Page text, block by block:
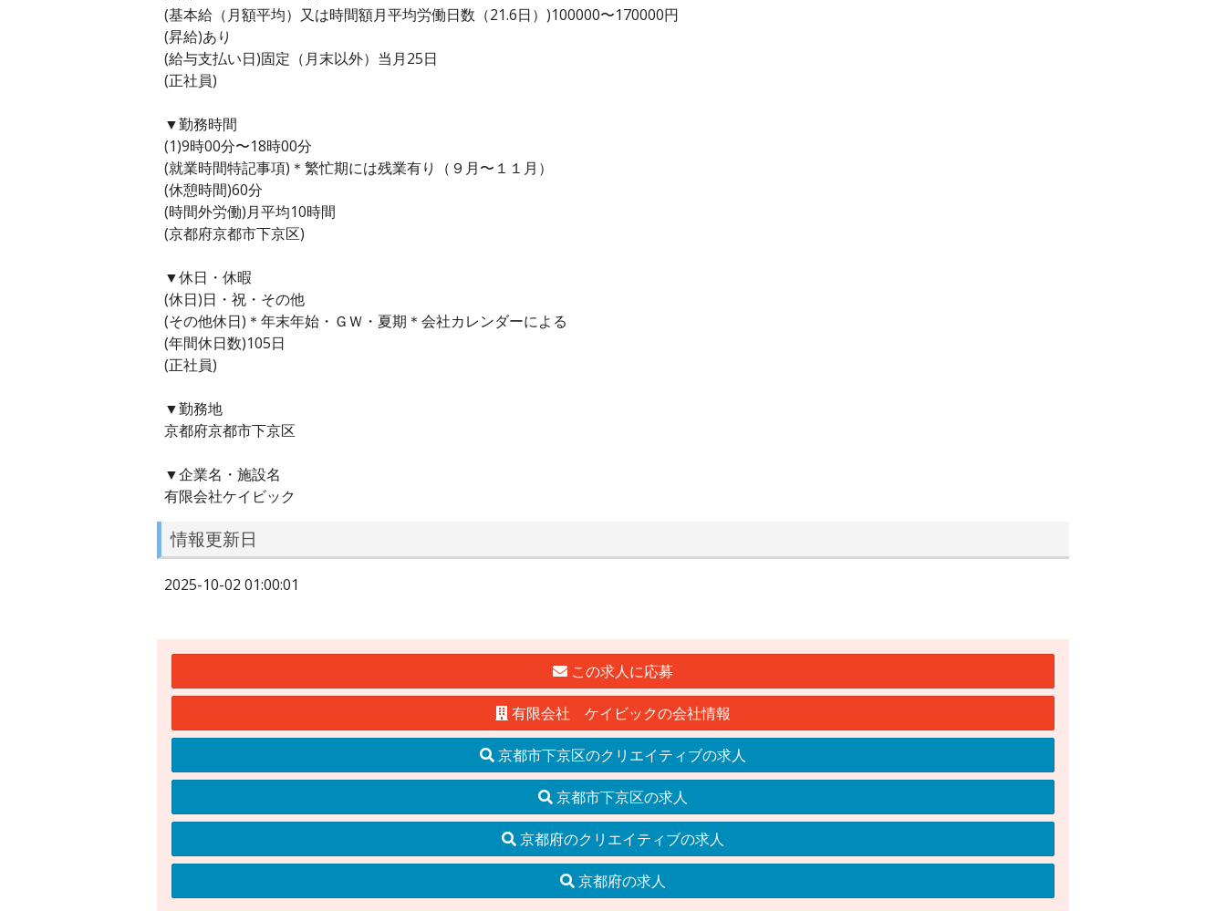
(基本給（月額平均）又は時間額月平均労働日数（21.6日）)100000〜170000円
(昇給)あり
(給与支払い日)固定（月末以外）当月25日
(正社員)
▼勤務時間
(1)9時00分〜18時00分
(就業時間特記事項)＊繁忙期には残業有り（９月〜１１月）
(休憩時間)60分
(時間外労働)月平均10時間
(京都府京都市下京区)
▼休日・休暇
(休日)日・祝・その他
(その他休日)＊年末年始・ＧＷ・夏期＊会社カレンダーによる
(年間休日数)105日
(正社員)
▼勤務地
京都府京都市下京区
▼企業名・施設名
有限会社ケイビック
情報更新日
2025-10-02 01:00:01
この求人に応募
有限会社 ケイビックの会社情報
京都市下京区のクリエイティブの求人
京都市下京区の求人
京都府のクリエイティブの求人
京都府の求人